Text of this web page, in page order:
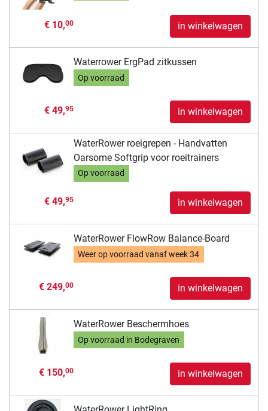
€ 10,00 in winkelwagen
Waterrower ErgPad zitkussen
Op voorraad
€ 49,95 in winkelwagen
WaterRower roeigrepen - Handvatten
Oarsome Softgrip voor roeitrainers
Op voorraad
€ 49,95 in winkelwagen
WaterRower FlowRow Balance-Board
Weer op voorraad vanafweek 34
€ 249,00 in winkelwagen
WaterRower Beschermhoes
Op voorraad in Bodegraven
€ 150,00 in winkelwagen